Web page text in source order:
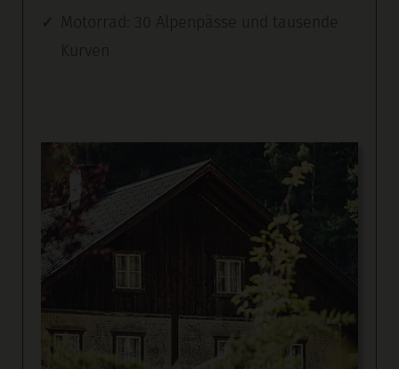
Motorrad: 30 Alpenpässe und tausende
Kurven